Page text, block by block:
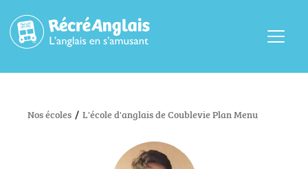
Menu
Nos écoles / L'école d'anglais de Coublevie Plan Menu